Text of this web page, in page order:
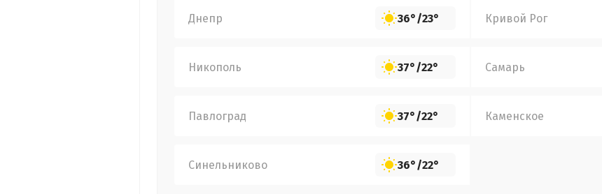
Днепр 36°/23° Кривой Рог
Никополь 37°/22° Самарь
Павлоград 37°/22° Каменское
Синельниково 36°/22°